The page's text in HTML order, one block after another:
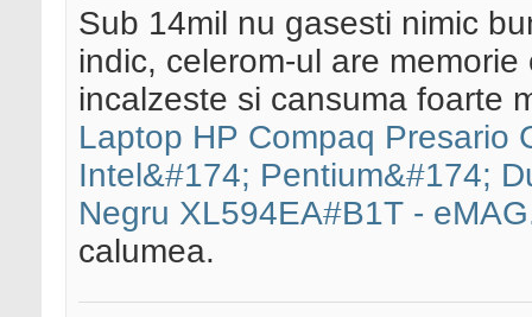
Sub 14mil nu gasesti nimic
indic, celerom-ul are
incalzeste si cansuma foarte
Laptop HP Compaq Presario
Intel&#174; Pentium&#174;
Negru XL594EA#B1T -
calumea.